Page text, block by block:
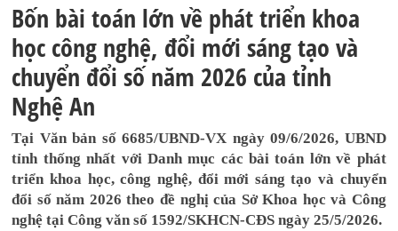
Bốn bài toán lớn về phát triển khoa
học công nghệ, đổi mới sáng tạo và
chuyển đổi số năm 2026 của tỉnh
Nghệ An
Tại Văn bản số 6685/UBND-VX ngày 09/6/2026, UBND
tỉnh thống nhất với Danh mục các bài toán lớn về phát
triển khoa học, công nghệ, đổi mới sáng tạo và chuyển
đổi số năm 2026 theo đề nghị của Sở Khoa học và Công
nghệ tại Công văn số 1592/SKHCN-CĐS ngày 25/5/2026.